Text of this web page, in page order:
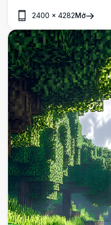
chi tiết này nâng cao màn
2400 × 4282Mở